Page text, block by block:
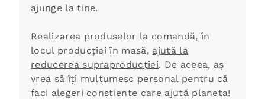
ajunge la tine.
Realizarea produselor la comandă, în
locul producției în masă, ajută la
reducerea supraproducției. De aceea, aș
vrea să îți mulțumesc personal pentru că
faci alegeri conștiente care ajută planeta!